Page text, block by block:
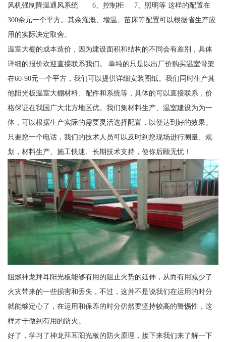
风机强制降温通风系统 6、控制柜 7、照明等 这样的配置在
300余元一个平方。其余灌溉、增温、苗床等配置可以根据省生产应
用的实际决定取舍。
温室大棚的成本造价，因为建设面积和结构的不同会有差别，具体
详细的报价欢迎直接联系我们。 单纯的只是以出厂价购买温室骨架
在60-90元一个平方，我们可以提供详细安装图纸。我们同时生产其
他阳光板温室大棚材料、配件和系统等，具体的可以直接联系，价
格保证在我国广大北方地区优。我们集材料生产、温室建设为为一
体，可以根据生产实际的需要灵活选择配置，以便达到好的效果。
只要您一个电话，我们的技术人员可以及时到您现场进行测量、规
划，材料生产、施工快速、长期技术支持，使你后顾无忧！
阻燃神龙拜耳阳光板能够有用的阻止火势的延伸，从而有用减少了
火灾带来的一些损害和丢失，不过，这并不是说我们在运用的时分
就能够定心了，在运用和保养的时分仍然要坚持较高的警惕性，这
样才干做到有用的防火。
好了，学习了神龙拜耳阳光板的防火原理，接下来我们来了解一下